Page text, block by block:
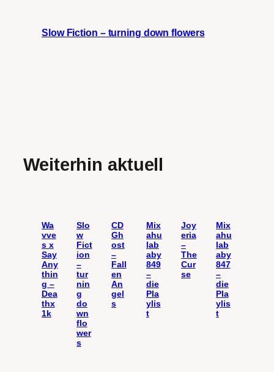
Slow Fiction – turning down flowers
Weiterhin aktuell
Wa
vve
s x
Say
Any
thin
g –
Dea
thx
1k
Slo
w
Fict
ion
–
tur
nin
g
do
wn
flo
wer
s
CD
Gh
ost
–
Fall
en
An
gel
s
Mix
ahu
lab
aby
849
–
die
Pla
ylis
t
Joy
eria
–
The
Cur
se
Mix
ahu
lab
aby
847
–
die
Pla
ylis
t